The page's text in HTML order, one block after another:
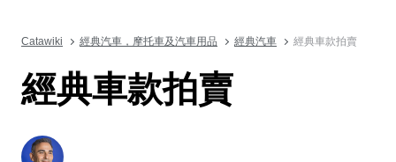
Catawiki 經典汽車，摩托車及汽車用品 經典汽車 經典車款拍賣
經典車款拍賣